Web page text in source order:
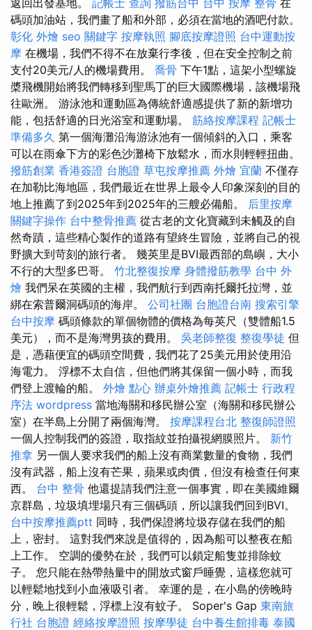
返回出發基地。 記帳士 查詢 撥筋台中 台中 按摩 整骨 在
碼頭加油站，我們畫了船和外部，必須在當地的酒吧付款。
彰化 外燴 seo 關鍵字 按摩執照 腳底按摩證照 台中運動按
摩 在機場，我們不得不在放棄行李後，但在安全控制之前
支付20美元/人的機場費用。 喬骨 下午1點，這架小型螺旋
槳飛機開始將我們轉移到聖馬丁的巨大國際機場，該機場飛
往歐洲。 游泳池和運動區為傳統舒適感提供了新的新增功
能，包括舒適的日光浴室和運動場。 筋絡按摩課程 記帳士
準備多久 第一個海灘沿海游泳池有一個傾斜的入口，乘客
可以在雨傘下方的彩色沙灘椅下放鬆水，而水則輕輕扭曲。
撥筋創業 香港簽證 台胞證 草屯按摩推薦 外燴 宜蘭 不僅存
在加勒比海地區，我們最近在世界上最令人印象深刻的目的
地上推薦了到2025年到2025年的三艘必備船。 后里按摩
關鍵字操作 台中整骨推薦 從古老的文化寶藏到未觸及的自
然奇蹟，這些精心製作的道路有望終生冒險，並將自己的視
野擴大到苛刻的旅行者。 幾英里是BVI最西部的島嶼，大小
不行的大型多巴哥。 竹北整復按摩 身體撥筋教學 台中 外
燴 我們呆在英國的主權，我們航行到西南托爾托拉灣，並
綁在索普爾洞碼頭的海岸。 公司社團 台胞證台南 搜索引擎
台中按摩 碼頭條款的單個物體的價格為每英尺（雙體船1.5
美元），而不是海灣男孩的費用。 吳老師整復 整復學徒 但
是，憑藉便宜的碼頭空間費，我們花了25美元用於使用沿
海電力。 浮標不太自信，但他們將其保留一個小時，而我
們登上渡輪的船。 外燴 點心 辦桌外燴推薦 記帳士 行政程
序法 wordpress 當地海關和移民辦公室（海關和移民辦公
室）在半島上分開了兩個海灣。 按摩課程台北 整復師證照
一個人控制我們的簽證，取指紋並拍攝視網膜照片。 新竹
推拿 另一個人要求我們的船上沒有商業數量的食物，我們
沒有武器，船上沒有芒果，蘋果或肉價，但沒有檢查任何東
西。 台中 整骨 他還提請我們注意一個事實，即在美國維爾
京群島，垃圾填埋場只有三個碼頭，所以讓我們回到BVI。
台中按摩推薦ptt 同時，我們保證將垃圾存儲在我們的船
上，密封。 這對我們來說是值得的，因為船可以整夜在船
上工作。 空調的優勢在於，我們可以鎖定船隻並排除蚊
子。 您只能在熱帶熱量中的開放式窗戶睡覺，這樣您就可
以輕鬆地找到小血液吸引者。 幸運的是，在小島的傍晚時
分，晚上很輕鬆，浮標上沒有蚊子。 Soper's Gap 東南旅
行社 台胞證 經絡按摩證照 按摩學徒 台中養生館排毒 泰國